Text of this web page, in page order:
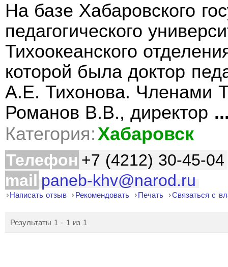
На базе Хабаровского
педагогического
Тихоокеанского
которой была доктор
А.Е. Тихонова. Членами
Романов В.В., директор
Категория:Хабаровск
Телефон +7 (4212) 30-45-04
mail paneb-khv@narod.ru
Написать отзыв Рекомендовать Печать Связаться с
Результаты 1 - 1 из 1